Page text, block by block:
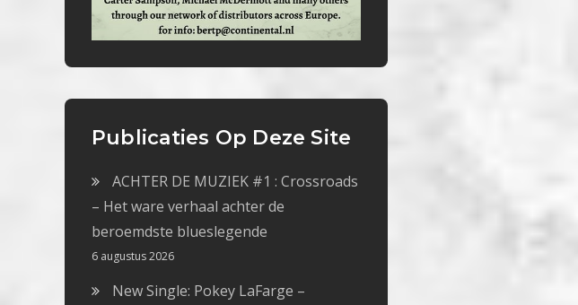
Publicaties Op Deze Site
ACHTER DE MUZIEK #1 : Crossroads
– Het ware verhaal achter de
beroemdste blueslegende
6 augustus 2026
New Single: Pokey LaFarge –